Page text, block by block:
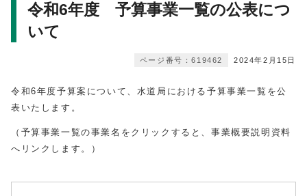
令和6年度 予算事業一覧の公表につ
いて
2024年2月15日
ページ番号：619462
令和6年度予算案について、水道局における予算事業一覧を公
表いたします。
（予算事業一覧の事業名をクリックすると、事業概要説明資料
へリンクします。）